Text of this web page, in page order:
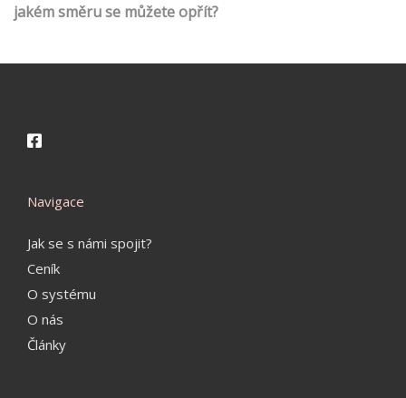
jakém směru se můžete opřít?
Navigace
Jak se s námi spojit?
Ceník
O systému
O nás
Články